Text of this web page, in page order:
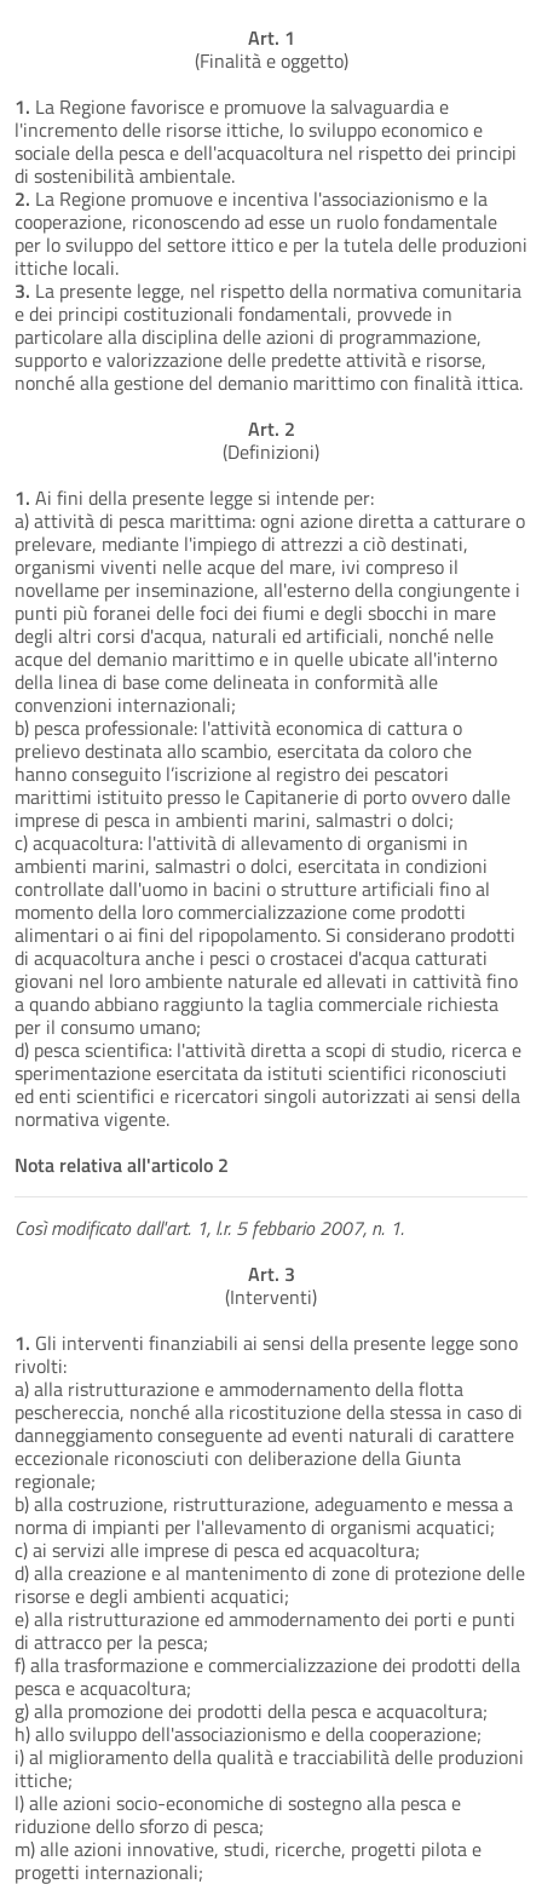
Art. 1
(Finalità e oggetto)
1. La Regione favorisce e promuove la salvaguardia e
l'incremento delle risorse ittiche, lo sviluppo economico e
sociale della pesca e dell'acquacoltura nel rispetto dei principi
di sostenibilità ambientale.
2. La Regione promuove e incentiva l'associazionismo e la
cooperazione, riconoscendo ad esse un ruolo fondamentale
per lo sviluppo del settore ittico e per la tutela delle produzioni
ittiche locali.
3. La presente legge, nel rispetto della normativa comunitaria
e dei principi costituzionali fondamentali, provvede in
particolare alla disciplina delle azioni di programmazione,
supporto e valorizzazione delle predette attività e risorse,
nonché alla gestione del demanio marittimo con finalità ittica.
Art. 2
(Definizioni)
1. Ai fini della presente legge si intende per:
a) attività di pesca marittima: ogni azione diretta a catturare o
prelevare, mediante l'impiego di attrezzi a ciò destinati,
organismi viventi nelle acque del mare, ivi compreso il
novellame per inseminazione, all'esterno della congiungente i
punti più foranei delle foci dei fiumi e degli sbocchi in mare
degli altri corsi d'acqua, naturali ed artificiali, nonché nelle
acque del demanio marittimo e in quelle ubicate all'interno
della linea di base come delineata in conformità alle
convenzioni internazionali;
b) pesca professionale: l'attività economica di cattura o
prelievo destinata allo scambio, esercitata da coloro che
hanno conseguito l’iscrizione al registro dei pescatori
marittimi istituito presso le Capitanerie di porto ovvero dalle
imprese di pesca in ambienti marini, salmastri o dolci;
c) acquacoltura: l'attività di allevamento di organismi in
ambienti marini, salmastri o dolci, esercitata in condizioni
controllate dall'uomo in bacini o strutture artificiali fino al
momento della loro commercializzazione come prodotti
alimentari o ai fini del ripopolamento. Si considerano prodotti
di acquacoltura anche i pesci o crostacei d'acqua catturati
giovani nel loro ambiente naturale ed allevati in cattività fino
a quando abbiano raggiunto la taglia commerciale richiesta
per il consumo umano;
d) pesca scientifica: l'attività diretta a scopi di studio, ricerca e
sperimentazione esercitata da istituti scientifici riconosciuti
ed enti scientifici e ricercatori singoli autorizzati ai sensi della
normativa vigente.
Nota relativa all'articolo 2
Così modificato dall'art. 1, l.r. 5 febbario 2007, n. 1.
Art. 3
(Interventi)
1. Gli interventi finanziabili ai sensi della presente legge sono
rivolti:
a) alla ristrutturazione e ammodernamento della flotta
peschereccia, nonché alla ricostituzione della stessa in caso di
danneggiamento conseguente ad eventi naturali di carattere
eccezionale riconosciuti con deliberazione della Giunta
regionale;
b) alla costruzione, ristrutturazione, adeguamento e messa a
norma di impianti per l'allevamento di organismi acquatici;
c) ai servizi alle imprese di pesca ed acquacoltura;
d) alla creazione e al mantenimento di zone di protezione delle
risorse e degli ambienti acquatici;
e) alla ristrutturazione ed ammodernamento dei porti e punti
di attracco per la pesca;
f) alla trasformazione e commercializzazione dei prodotti della
pesca e acquacoltura;
g) alla promozione dei prodotti della pesca e acquacoltura;
h) allo sviluppo dell'associazionismo e della cooperazione;
i) al miglioramento della qualità e tracciabilità delle produzioni
ittiche;
l) alle azioni socio-economiche di sostegno alla pesca e
riduzione dello sforzo di pesca;
m) alle azioni innovative, studi, ricerche, progetti pilota e
progetti internazionali;